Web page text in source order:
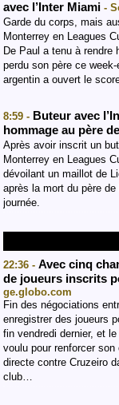
avec l’Inter Miami -
Garde du corps, mais
Monterrey en Leagues
De Paul a tenu à
perdu son père ce
argentin a ouvert le
8:59 - Buteur avec
hommage au père
Après avoir inscrit un
Monterrey en Leagues
dévoilant un maillot de
après la mort du père de
journée.
22:36 - Avec cinq
de joueurs inscrits
ge.globo.com
Fin des négociations
enregistrer des joueurs
fin vendredi dernier, et
voulu pour renforcer
directe contre Cruzeiro
club…